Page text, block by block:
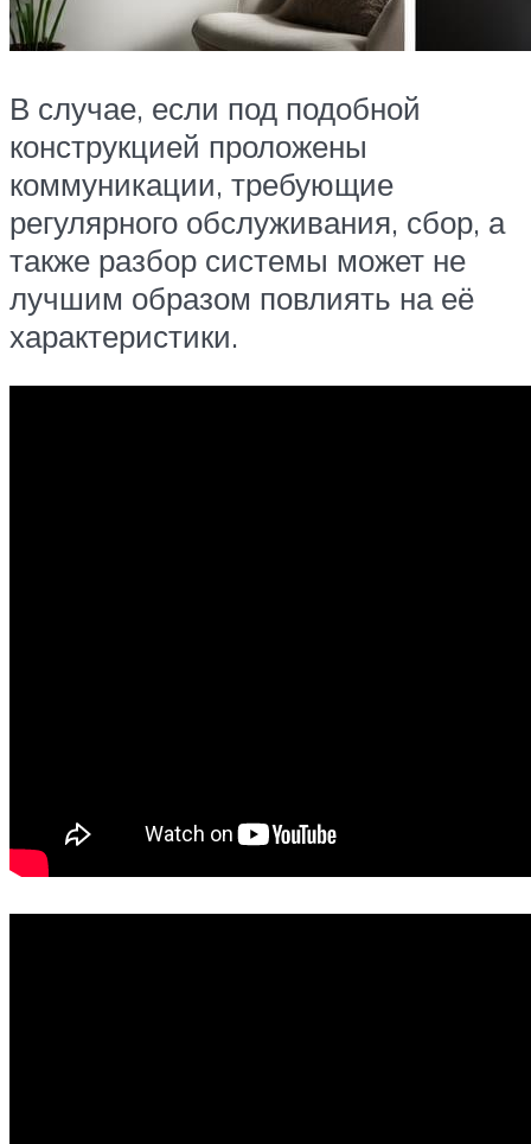
В случае, если под подобной
конструкцией проложены
коммуникации, требующие
регулярного обслуживания, сбор, а
также разбор системы может не
лучшим образом повлиять на её
характеристики.